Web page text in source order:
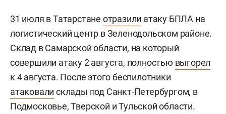
31 июля в Татарстане отразили атаку БПЛА на
логистический центр в Зеленодольском районе.
Склад в Самарской области, на который
совершили атаку 2 августа, полностью выгорел
к 4 августа. После этого беспилотники
атаковали склады под Санкт-Петербургом, в
Подмосковье, Тверской и Тульской области.